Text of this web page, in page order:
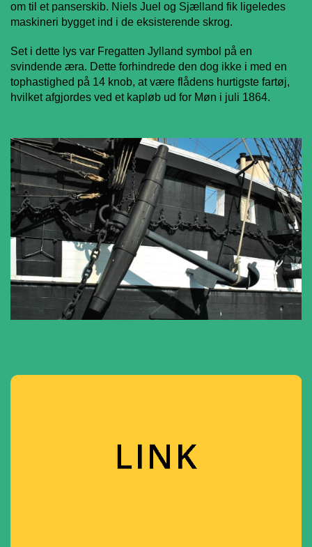
om til et panserskib. Niels Juel og Sjælland fik ligeledes
maskineri bygget ind i de eksisterende skrog.
Set i dette lys var Fregatten Jylland symbol på en
svindende æra. Dette forhindrede den dog ikke i med en
tophastighed på 14 knob, at være flådens hurtigste fartøj,
hvilket afgjordes ved et kapløb ud for Møn i juli 1864.